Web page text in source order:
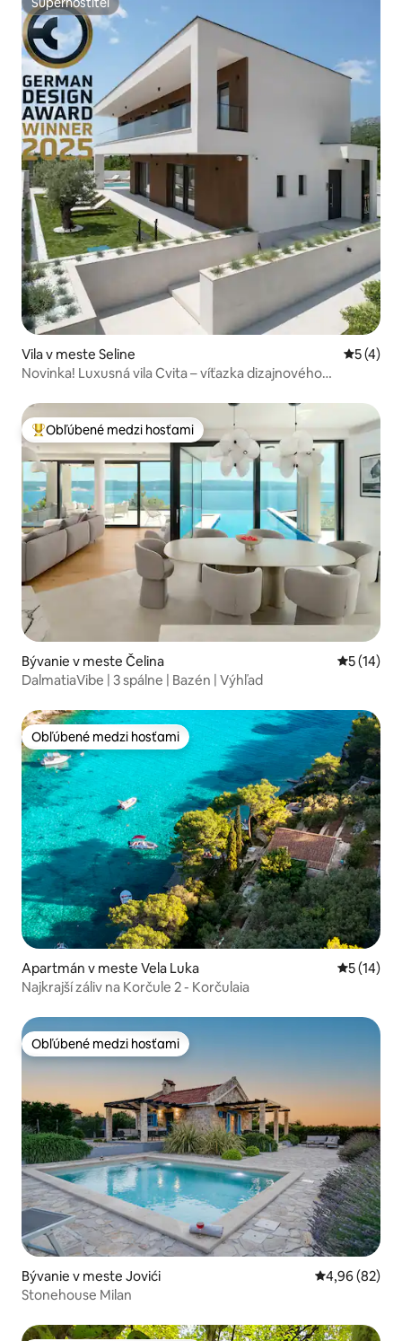
Superhostiteľ
Vila v meste Seline
5 (4)
Novinka! Luxusná vila Cvita – víťazka dizajnového
Najobľúbenejšie medzi hosťami
Obľúbené medzi hosťami
Bývanie v meste Čelina
5 (14)
DalmatiaVibe | 3 spálne | Bazén | Výhľad
Obľúbené medzi hosťami
Obľúbené medzi hosťami
Apartmán v meste Vela Luka
5 (14)
Najkrajší záliv na Korčule 2 - Korčulaia
Obľúbené medzi hosťami
Obľúbené medzi hosťami
Bývanie v meste Jovići Priemerné
4,96 (82)
Stonehouse Milan